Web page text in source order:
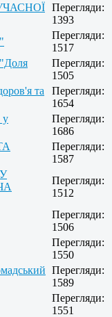
Перегляди:
1393
Перегляди:
1517
Перегляди:
1505
та
Перегляди:
1654
у
Перегляди:
1686
Перегляди:
1587
Перегляди:
1512
Перегляди:
1506
Перегляди:
1550
Перегляди:
1589
Перегляди:
1551